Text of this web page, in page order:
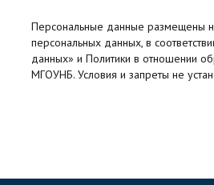
Персональные данные размещены
персональных данных, в
данных» и Политики в отношении
МГОУНБ. Условия и запреты не